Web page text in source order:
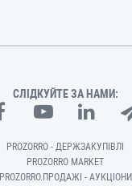
СЛІДКУЙТЕ ЗА НАМИ:
PROZORRO - ДЕРЖЗАКУПІВЛІ
PROZORRO MARKET
PROZORRO.ПРОДАЖІ - АУКЦІОНИ